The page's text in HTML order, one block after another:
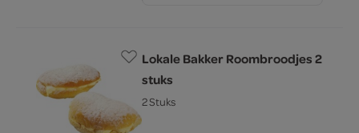
Lokale Bakker Roombroodjes 2
stuks
2 Stuks